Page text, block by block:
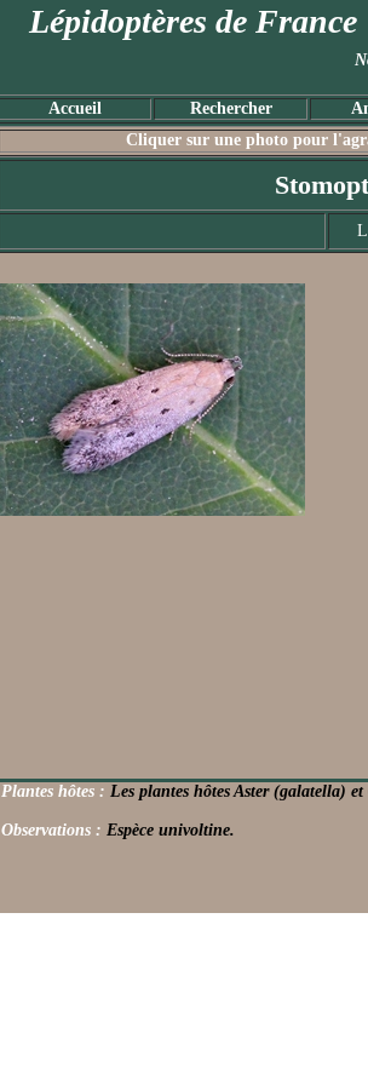
Lépidoptères de France
Accueil Rechercher
Cliquer sur une photo pour
Plantes hôtes : Les plantes hôtes Aster (galatella)
Observations : Espèce univoltine.